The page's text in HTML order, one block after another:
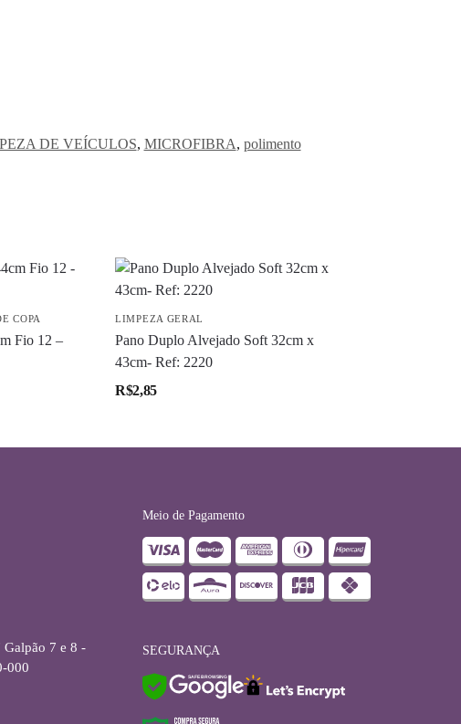
DE VEÍCULOS, MICROFIBRA, polimento
COPA
Fio 12 –
LIMPEZA GERAL
Pano Duplo Alvejado Soft 32cm x
43cm- Ref: 2220
R$2,85
Galpão 7 e 8 -
000
Meio de Pagamento
SEGURANÇA
SAFE BROWSING